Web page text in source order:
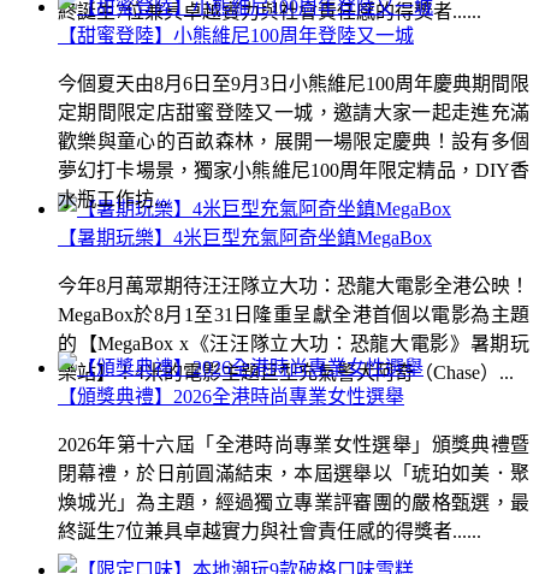
終誕生7位兼具卓越實力與社會責任感的得獎者......
【暑期玩樂】4米巨型充氣阿奇坐鎮MegaBox
今年8月萬眾期待汪汪隊立大功：恐龍大電影全港公映！
MegaBox於8月1至31日隆重呈獻全港首個以電影為主題
的【MegaBox x《汪汪隊立大功：恐龍大電影》暑期玩
樂站】！4米的電影主題巨型充氣警犬阿奇（Chase）...
【甜蜜登陸】小熊維尼100周年登陸又一城
今個夏天由8月6日至9月3日小熊維尼100周年慶典期間限
定期間限定店甜蜜登陸又一城，邀請大家一起走進充滿
歡樂與童心的百畝森林，展開一場限定慶典！設有多個
夢幻打卡場景，獨家小熊維尼100周年限定精品，DIY香
水瓶工作坊...
【頒獎典禮】2026全港時尚專業女性選舉
2026年第十六屆「全港時尚專業女性選舉」頒獎典禮暨
閉幕禮，於日前圓滿結束，本屆選舉以「琥珀如美．聚
煥城光」為主題，經過獨立專業評審團的嚴格甄選，最
終誕生7位兼具卓越實力與社會責任感的得獎者......